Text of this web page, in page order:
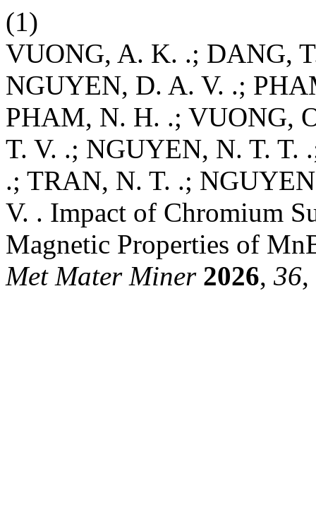
(1)
VUONG, A. K. .; DANG,
NGUYEN, D. A. V. .;
PHAM, N. H. .; VUONG,
T. V. .; NGUYEN, N. T. T.
.; TRAN, N. T. .;
V. . Impact of Chromium
Magnetic Properties of
Met Mater Miner 2026, 36,